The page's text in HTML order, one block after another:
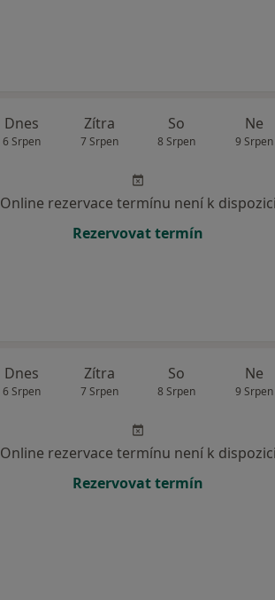
Dnes
6 Srpen
Zítra
7 Srpen
So
8 Srpen
Ne
9 Srpen
Online rezervace termínu není k dispozici
Rezervovat termín
Dnes
6 Srpen
Zítra
7 Srpen
So
8 Srpen
Ne
9 Srpen
Online rezervace termínu není k dispozici
Rezervovat termín